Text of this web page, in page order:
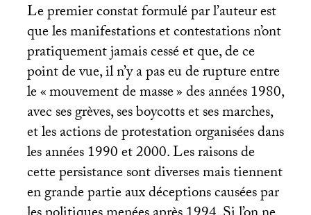
Le premier constat formulé par l’auteur est
que les manifestations et contestations n’ont
pratiquement jamais cessé et que, de ce
point de vue, il n’y a pas eu de rupture entre
le «mouvement de masse» des années 1980,
avec ses grèves, ses boycotts et ses marches,
et les actions de protestation organisées dans
les années 1990 et 2000. Les raisons de
cette persistance sont diverses mais tiennent
en grande partie aux déceptions causées par